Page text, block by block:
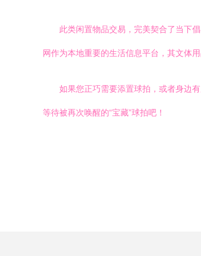
此类闲置物品交易，完美契合了当下
网作为本地重要的生活信息平台，其文体
如果您正巧需要添置球拍，或者身边
等待被再次唤醒的“宝藏”球拍吧！